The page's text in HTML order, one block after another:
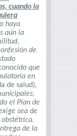
cuando la
haya
aún la
de
que
en
de salud),
el Plan de
sea de
de la